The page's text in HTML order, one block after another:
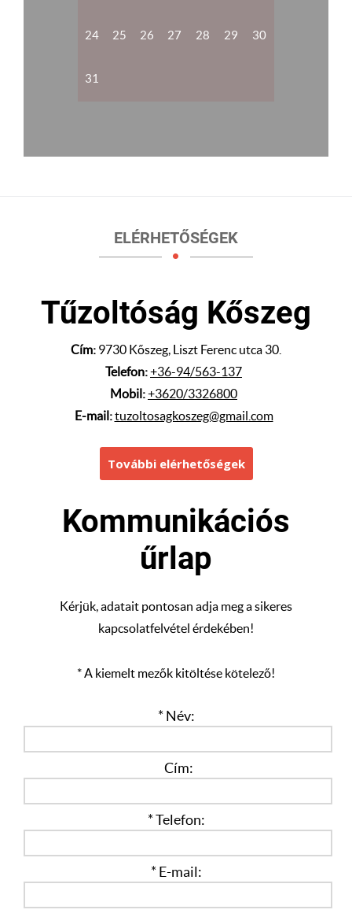
24 25 26 27 28 29 30
31
ELÉRHETŐSÉGEK
Tűzoltóság Kőszeg
Cím: 9730 Kőszeg, Liszt Ferenc utca 30.
Telefon:+36-94/563-137
Mobil:+3620/3326800
E-mail: tuzoltosagkoszeg@gmail.com
További elérhetőségek
Kommunikációs
űrlap
Kérjük, adatait pontosan adja meg a sikeres
kapcsolatfelvétel érdekében!
* A kiemelt mezők kitöltése kötelező!
* Név:
Cím:
* Telefon:
* E-mail: